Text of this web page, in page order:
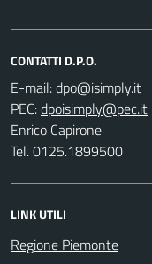
CONTATTI D.P.O.
E-mail:
PEC:
Enrico Capirone
Tel. 0125.1899500
LINK UTILI
Regione Piemonte